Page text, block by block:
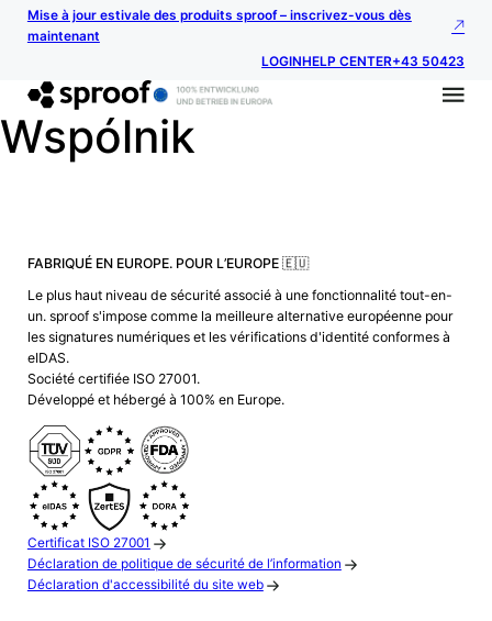
Mise à jour estivale des produits sproof – inscrivez-vous dès
maintenant
LOGINHELP CENTER+43 50423
Wspólnik
FABRIQUÉ EN EUROPE. POUR L’EUROPE 🇪🇺
Le plus haut niveau de sécurité associé à une fonctionnalité tout-en-
un. sproof s'impose comme la meilleure alternative européenne pour
les signatures numériques et les vérifications d'identité conformes à
eIDAS.
Société certifiée ISO 27001.
Développé et hébergé à 100% en Europe.
Certificat ISO 27001
Déclaration de politique de sécurité de l’information
Déclaration d'accessibilité du site web